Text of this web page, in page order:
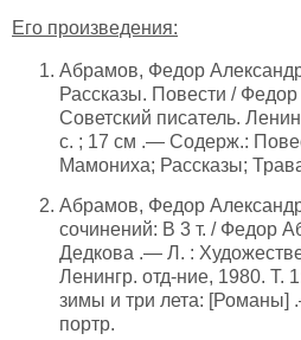
Его произведения:
Абрамов, Федор
Рассказы. Повести /
Советский писатель.
с. ; 17 см .— Содерж.:
Мамониха; Рассказы;
Абрамов, Федор
сочинений: В 3 т. / Федор
Дедкова .— Л. :
Ленингр. отд-ние, 1980. Т.
зимы и три лета: [Романы]
портр.